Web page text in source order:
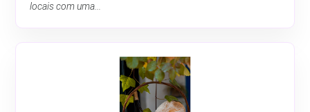
locais com uma...